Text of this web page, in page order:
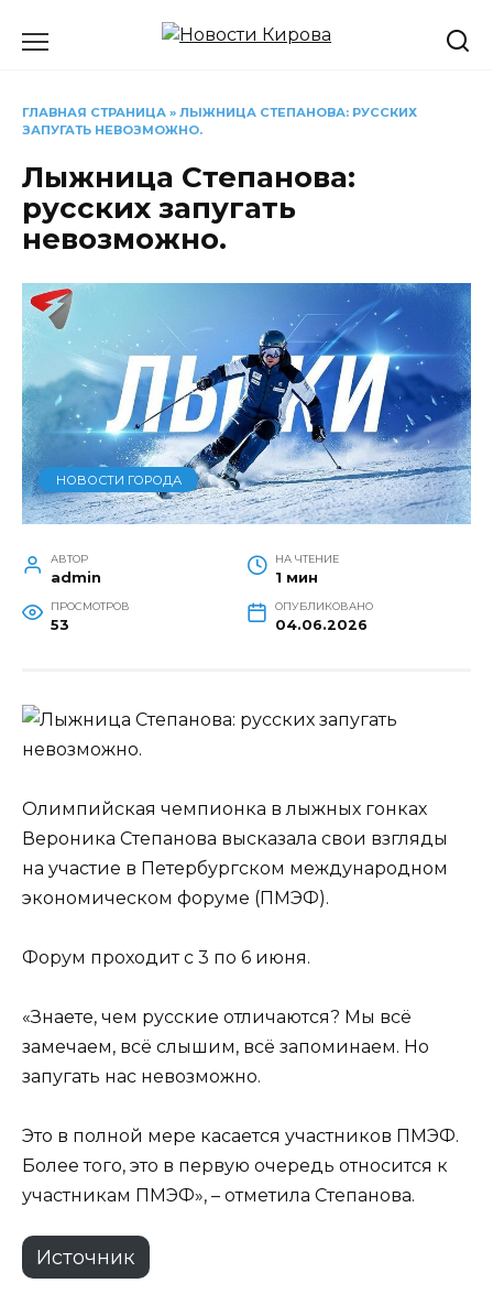
ГЛАВНАЯ СТРАНИЦА » ЛЫЖНИЦА СТЕПАНОВА: РУССКИХ
ЗАПУГАТЬ НЕВОЗМОЖНО.
Лыжница Степанова:
русских запугать
невозможно.
НОВОСТИ ГОРОДА
АВТОР
admin
НА ЧТЕНИЕ
1 мин
ПРОСМОТРОВ
53
ОПУБЛИКОВАНО
04.06.2026
Олимпийская чемпионка в лыжных гонках
Вероника Степанова высказала свои взгляды
на участие в Петербургском международном
экономическом форуме (ПМЭФ).
Форум проходит с 3 по 6 июня.
«Знаете, чем русские отличаются? Мы всё
замечаем, всё слышим, всё запоминаем. Но
запугать нас невозможно.
Это в полной мере касается участников ПМЭФ.
Более того, это в первую очередь относится к
участникам ПМЭФ», – отметила Степанова.
Источник